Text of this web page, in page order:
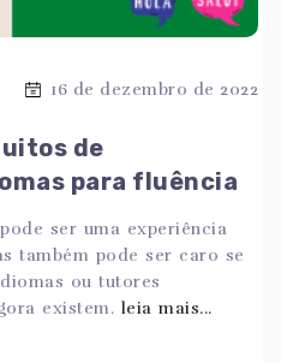
16 de dezembro de 2022
de
para fluência
ser uma experiência
também pode ser caro se
ou tutores
existem. leia mais...